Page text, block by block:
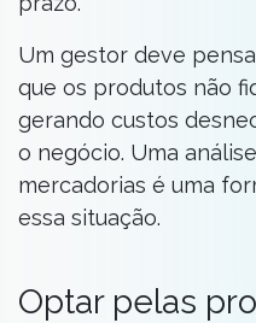
Um gestor deve
que os produtos não
gerando custos
o negócio. Uma
mercadorias é uma
essa situação.
Optar pelas